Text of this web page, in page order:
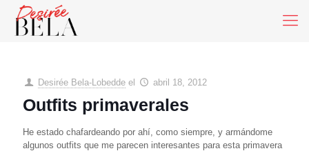
Desirée Bela-Lobedde el abril 18, 2012
Outfits primaverales
He estado chafardeando por ahí, como siempre, y armándome
algunos outfits que me parecen interesantes para esta primavera